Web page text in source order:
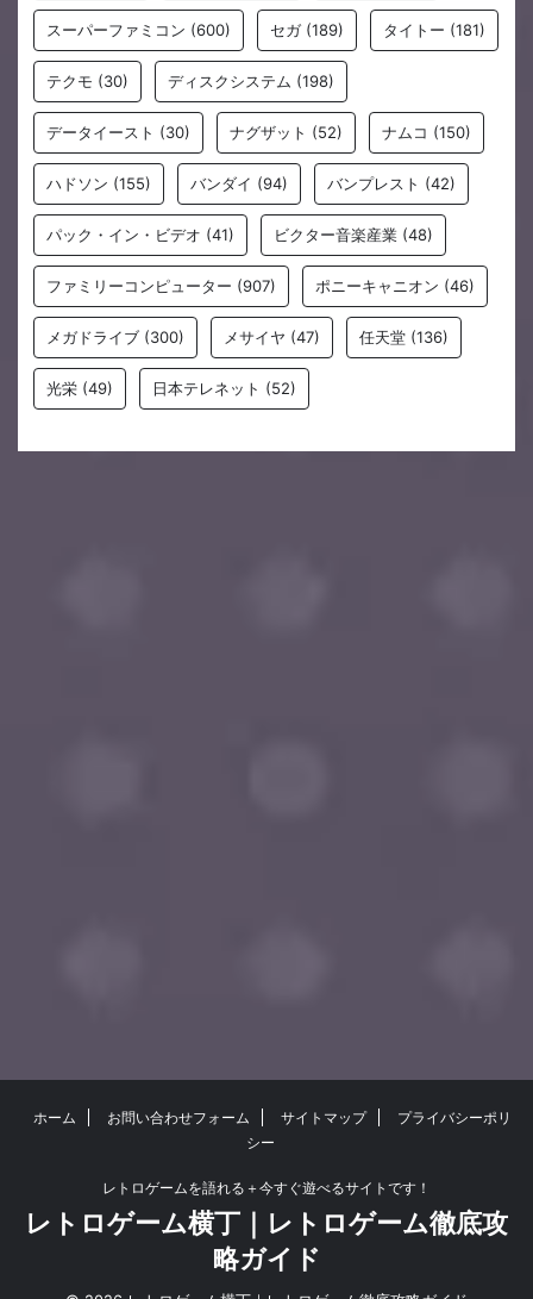
スーパーファミコン (600) セガ(189) タイトー (181)
テクモ (30) ディスクシステム (198)
データイースト (30) ナグザット (52) ナムコ (150)
ハドソン (155) バンダイ (94) バンプレスト (42)
パック・イン・ビデオ (41) ビクター音楽産業 (48)
ファミリーコンピューター (907) ポニーキャニオン (46)
メガドライブ (300) メサイヤ (47) 任天堂 (136)
光栄 (49) 日本テレネット (52)
ホーム お問い合わせフォーム サイトマップ
プライバシーポリ
シー
レトロゲームを語れる＋今すぐ遊べるサイトです！
レトロゲーム横丁｜レトロゲーム徹底攻
略ガイド